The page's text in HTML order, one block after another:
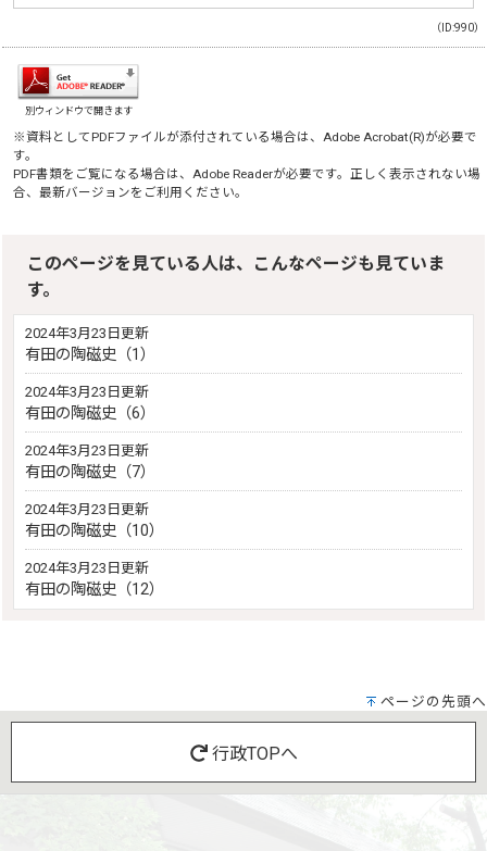
（ID:990）
別ウィンドウで開きます
※資料としてPDFファイルが添付されている場合は、Adobe Acrobat(R)が必要で
す。
PDF書類をご覧になる場合は、Adobe Readerが必要です。正しく表示されない場
合、最新バージョンをご利用ください。
このページを見ている人は、こんなページも見ていま
す。
2024年3月23日更新
有田の陶磁史（1）
2024年3月23日更新
有田の陶磁史（6）
2024年3月23日更新
有田の陶磁史（7）
2024年3月23日更新
有田の陶磁史（10）
2024年3月23日更新
有田の陶磁史（12）
ページの先頭へ
行政TOPへ